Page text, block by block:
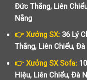
Đức Thắng, Liên
Nẵng
👉 Xưởng SX:36 Lý
Thắng, Liên Chiểu, Đà
👉 Xưởng SX Sofa:
Hiệu, Liên Chiểu, Đà